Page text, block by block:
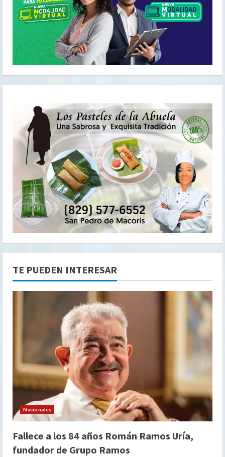
TE PUEDEN INTERESAR
Nacionales
Fallece a los 84 años Román Ramos Uría,
fundador de Grupo Ramos